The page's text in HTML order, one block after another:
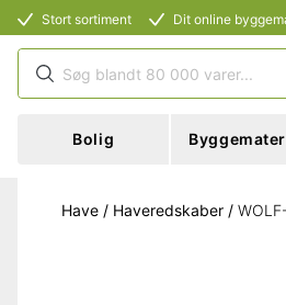
Stort sortiment Dit online
Bolig
Have / Haveredskaber /